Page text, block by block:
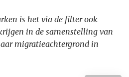
is het via de filter ook
in de samenstelling van
migratieachtergrond in